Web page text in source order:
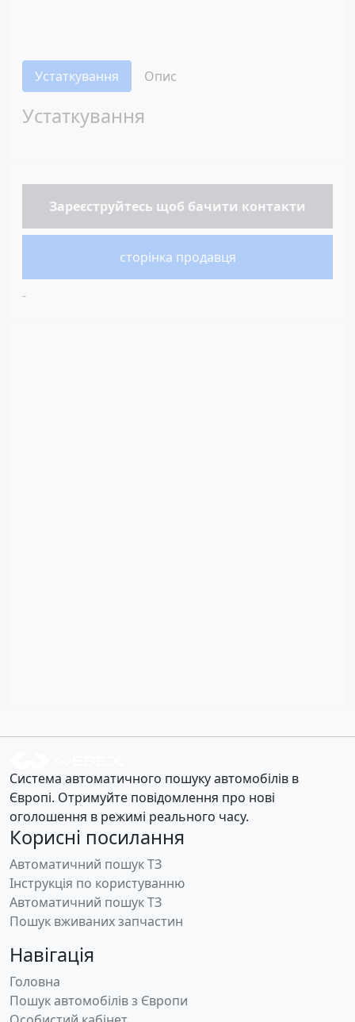
Устаткування Опис
Устаткування
Зареєструйтесь щоб бачити контакти
сторінка продавця
-
Система автоматичного пошуку автомобілів в
Європі. Отримуйте повідомлення про нові
оголошення в режимі реального часу.
Корисні посилання
Автоматичний пошук ТЗ
Інструкція по користуванню
Автоматичний пошук ТЗ
Пошук вживаних запчастин
Навігація
Головна
Пошук автомобілів з Європи